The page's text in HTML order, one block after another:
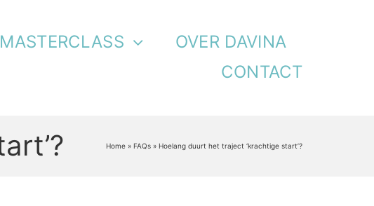
MASTERCLASS
OVER DAVINA
CONTACT
Home » FAQs » Hoelang duurt het traject ‘krachtige start’?